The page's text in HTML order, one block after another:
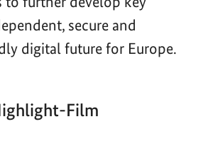
secure and
digital future for Europe.
Film
Aktueller
00:00| 00:00